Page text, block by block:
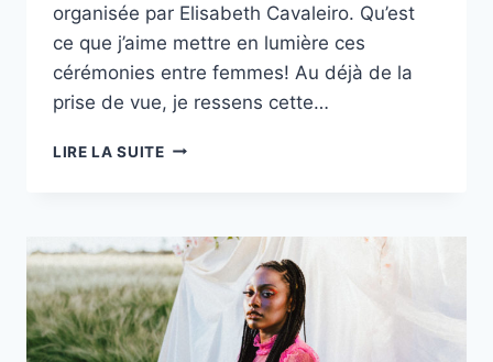
organisée par Elisabeth Cavaleiro. Qu’est
ce que j’aime mettre en lumière ces
cérémonies entre femmes! Au déjà de la
prise de vue, je ressens cette…
LIRE LA SUITEREPORTAGE
2023
BROCÉLIANCE